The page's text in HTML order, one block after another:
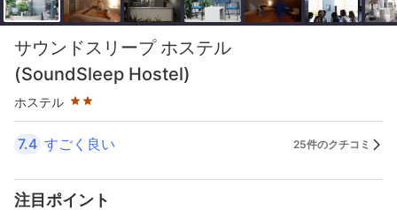
サウンドスリープ ホステル
(SoundSleep Hostel)
ホステル
星評価 2つ星
7.4 すごく良い 25件のクチコミ
注目ポイント